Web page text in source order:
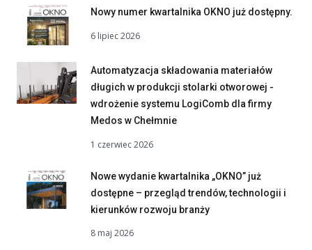
Nowy numer kwartalnika OKNO już dostępny.
6 lipiec 2026
Automatyzacja składowania materiałów
długich w produkcji stolarki otworowej -
wdrożenie systemu LogiComb dla firmy
Medos w Chełmnie
1 czerwiec 2026
Nowe wydanie kwartalnika „OKNO” już
dostępne – przegląd trendów, technologii i
kierunków rozwoju branży
8 maj 2026